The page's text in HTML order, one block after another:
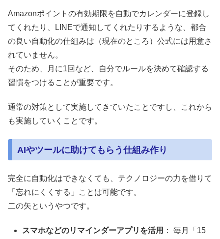
Amazonポイントの有効期限を自動でカレンダーに登録し
てくれたり、LINEで通知してくれたりするような、都合
の良い自動化の仕組みは（現在のところ）公式には用意さ
れていません。
そのため、月に1回など、自分でルールを決めて確認する
習慣をつけることが重要です。
通常の対策として実施してきていたことですし、これから
も実施していくことです。
AIやツールに助けてもらう仕組み作り
完全に自動化はできなくても、テクノロジーの力を借りて
「忘れにくくする」ことは可能です。
二の矢というやつです。
スマホなどのリマインダーアプリを活用 ： 毎月「15